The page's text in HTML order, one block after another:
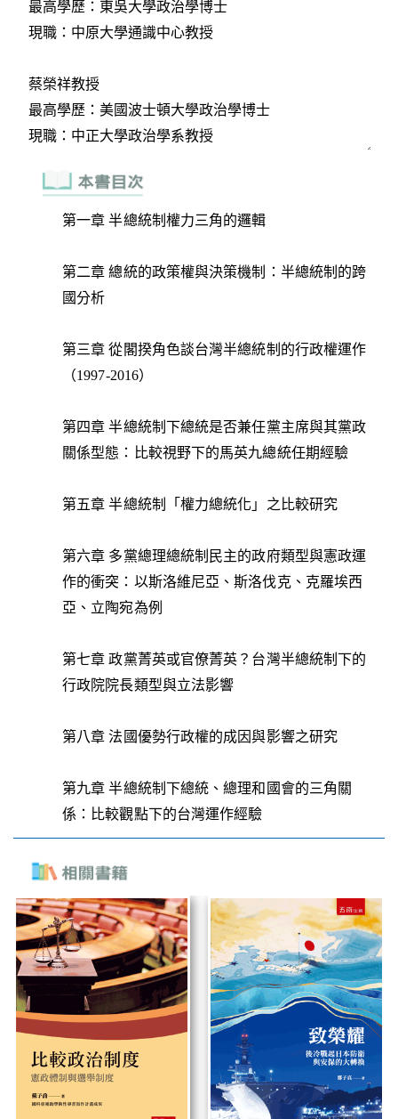
第一章 半總統制權力三角的邏輯
第二章 總統的政策權與決策機制：半總統制的跨
國分析
第三章 從閣揆角色談台灣半總統制的行政權運作
（1997-2016）
第四章 半總統制下總統是否兼任黨主席與其黨政
關係型態：比較視野下的馬英九總統任期經驗
第五章 半總統制「權力總統化」之比較研究
第六章 多黨總理總統制民主的政府類型與憲政運
作的衝突：以斯洛維尼亞、斯洛伐克、克羅埃西
亞、立陶宛為例
第七章 政黨菁英或官僚菁英？台灣半總統制下的
行政院院長類型與立法影響
第八章 法國優勢行政權的成因與影響之研究
第九章 半總統制下總統、總理和國會的三角關
係：比較觀點下的台灣運作經驗